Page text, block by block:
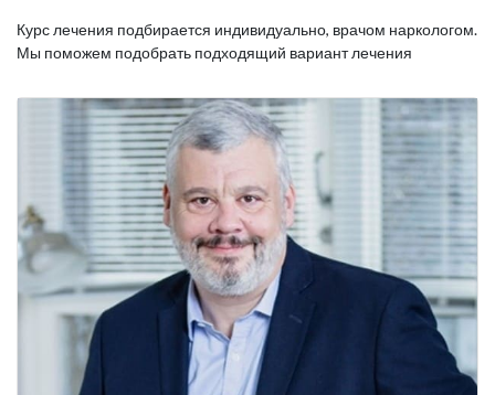
Курс лечения подбирается индивидуально, врачом наркологом.
Мы поможем подобрать подходящий вариант лечения